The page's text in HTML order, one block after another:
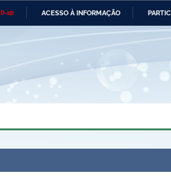
19) ACESSO À INFORMAÇÃO
Ministério das Relações Ministério
e dos
Banco Central do Brasil Planalto